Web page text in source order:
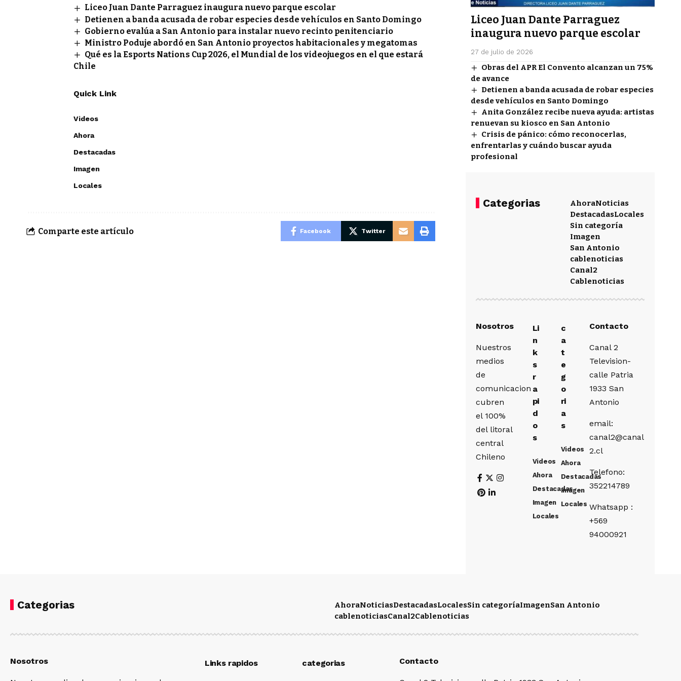
Liceo Juan Dante Parraguez inaugura nuevo parque escolar
Detienen a banda acusada de robar especies desde vehículos en Santo Domingo
Gobierno evalúa a San Antonio para instalar nuevo recinto penitenciario
Ministro Poduje abordó en San Antonio proyectos habitacionales y megatomas
Qué es la Esports Nations Cup 2026, el Mundial de los videojuegos en el que estará
Chile
Quick Link
Videos
Ahora
Destacadas
Imagen
Locales
Comparte este artículo Facebook Twitter
Liceo Juan Dante Parraguez
inaugura nuevo parque escolar
27 de julio de 2026
Obras del APR El Convento alcanzan un 75%
de avance
Detienen a banda acusada de robar especies
desde vehículos en Santo Domingo
Anita González recibe nueva ayuda: artistas
renuevan su kiosco en San Antonio
Crisis de pánico: cómo reconocerlas,
enfrentarlas y cuándo buscar ayuda
profesional
Categorias AhoraNoticias
DestacadasLocales
Sin categoría
Imagen
San Antonio
cablenoticias
Canal2
Cablenoticias
Nosotros
Nuestros
medios
de
comunicacion
cubren
el 100%
del litoral
central
Chileno
Li
n
k
s
r
a
pi
d
o
s
Videos
Ahora
Destacadas
Imagen
Locales
c
a
t
e
g
o
ri
a
s
Videos
Ahora
Destacadas
Imagen
Locales
Contacto
Canal 2
Television-
calle Patria
1933 San
Antonio
email:
canal2@canal
2.cl
Telefono:
352214789
Whatsapp :
+569
94000921
Categorias AhoraNoticiasDestacadasLocalesSin categoríaImagenSan Antonio
cablenoticiasCanal2Cablenoticias
Nosotros Links rapidos categorias Contacto